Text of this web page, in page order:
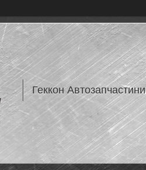
Геккон Автозапчастини